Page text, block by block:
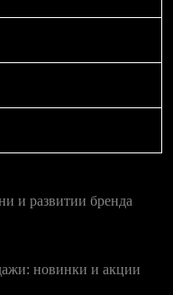
и развитии бренда
новинки и акции